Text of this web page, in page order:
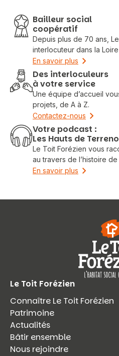
Bailleur social
coopératif
Depuis plus de 70 ans,
interlocuteur dans la
En savoir plus
Des interloculeurs
à votre service
Une équipe d’accueil
projets, de A à Z.
Contactez-nous
Votre podcast :
Les Hauts de
Le Toit Forézien vous
au travers de l’histoire de
En savoir plus
Le Toit Forézien
Connaître Le Toit Forézien
Patrimoine
Actualités
Bâtir ensemble
Nous rejoindre